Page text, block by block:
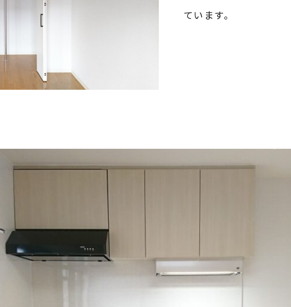
ています。